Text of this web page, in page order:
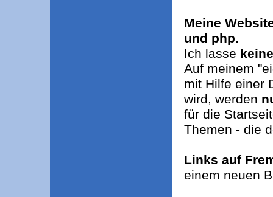
Meine
und php.
Ich lasse
Auf meinem
mit Hilfe einer
wird, werden
für die
Themen - die
Links auf
einem neuen